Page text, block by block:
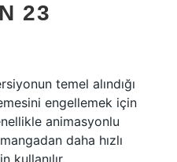
23
temel alındığı
engellemek için
animasyonlu
daha hızlı
kullanılır.